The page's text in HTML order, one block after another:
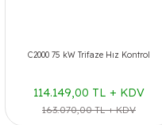
C2000 75 kW Trifaze Hız Kontrol
114.149,00 TL + KDV
163.070,00 TL + KDV